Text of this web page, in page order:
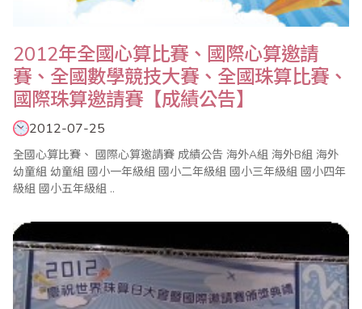
2012年全國心算比賽、國際心算邀請
賽、全國數學競技大賽、全國珠算比賽、
國際珠算邀請賽【成績公告】
2012-07-25
全國心算比賽、 國際心算邀請賽 成績公告 海外A組 海外B組 海外
幼童組 幼童組 國小一年級組 國小二年級組 國小三年級組 國小四年
級組 國小五年級組 ..